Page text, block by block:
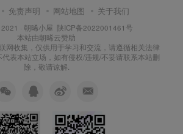
免责声明 网站地图 关于我们
· 朝晞小屋 陕ICP备2022001461号
本站由朝晞云赞助
网收集，仅供用于学习和交流，请遵循相关法律
表本站立场，如有侵权/违规/不妥请联系本站删
除，敬请谅解.